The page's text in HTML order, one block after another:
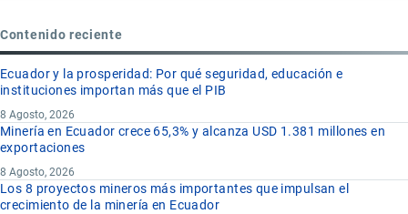
Contenido reciente
Ecuador y la prosperidad: Por qué seguridad, educación e
instituciones importan más que el PIB
8 Agosto, 2026
Minería en Ecuador crece 65,3% y alcanza USD 1.381 millones en
exportaciones
8 Agosto, 2026
Los 8 proyectos mineros más importantes que impulsan el
crecimiento de la minería en Ecuador